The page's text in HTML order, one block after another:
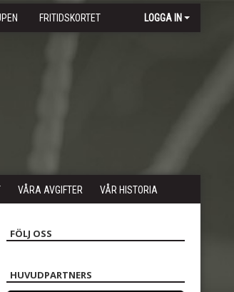
FRITIDSKORTET LOGGA IN
VÅRA AVGIFTER VÅR HISTORIA
FÖLJ OSS
HUVUDPARTNERS